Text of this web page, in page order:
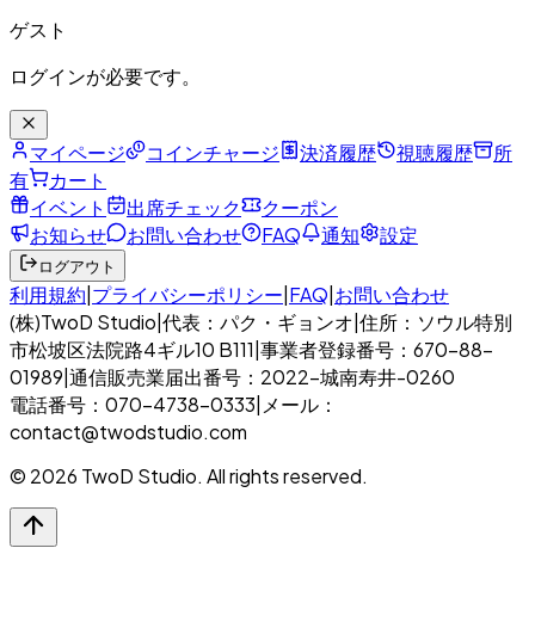
ゲスト
ログインが必要です。
マイページ コインチャージ 決済履歴 視聴履歴
所
有
カート
イベント
出席チェック
クーポン
お知らせ
お問い合わせ FAQ 通知 設定
ログアウト
利用規約 プライバシーポリシー FAQ お問い合わせ
(株)TwoD Studio 代表：パク・ギョンオ 住所：ソウル特別
市松坡区法院路4ギル10 B111 事業者登録番号：670-88-
01989 通信販売業届出番号：2022-城南寿井-0260
電話番号：070-4738-0333 メール：
contact@twodstudio.com
© 2026 TwoD Studio. All rights reserved.